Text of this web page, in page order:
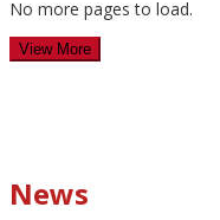
No more pages to load.
View More
News